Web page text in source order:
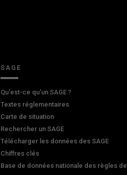
SAGE
Qu'est-ce qu'un SAGE ?
Textes réglementaires
Carte de situation
Rechercher un SAGE
Télécharger les données des SAGE
Chiffres clés
Base de données nationale des règles de